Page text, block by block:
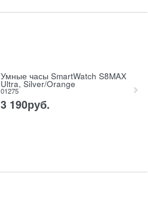
Умные часы SmartWatch S8MAX
Ultra, Silver/Orange
01275
3 190руб.